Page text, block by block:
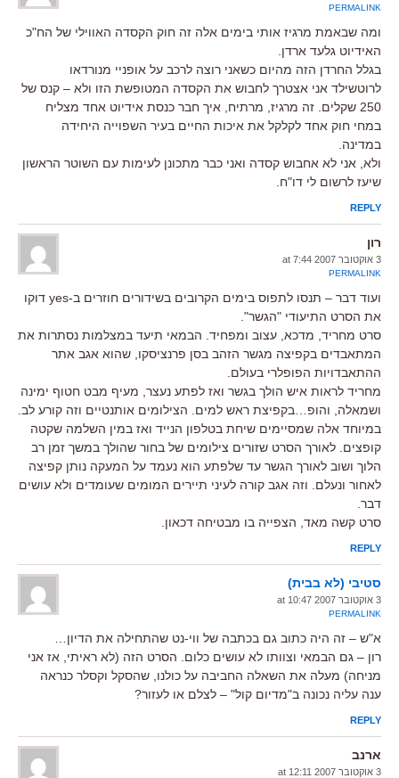
PERMALINK
ומה שבאמת מרגיז אותי בימים אלה זה חוק הקסדה האווילי של הח"כ
האידיוט גלעד ארדן.
בגלל החרדן הזה מהיום כשאני רוצה לרכב על אופניי מנורדאו
לרוטשילד אני אצטרך לחבוש את הקסדה המטופשת הזו ולא – קנס של
250 שקלים. זה מרגיז, מרתיח, איך חבר כנסת אידיוט אחד מצליח
במחי חוק אחד לקלקל את איכות החיים בעיר השפוייה היחידה
במדינה.
ולא, אני לא אחבוש קסדה ואני כבר מתכונן לעימות עם השוטר הראשון
שיעז לרשום לי דו"ח.
REPLY
רון
3 אוקטובר 2007 at 7:44
PERMALINK
ועוד דבר – תנסו לתפוס בימים הקרובים בשידורים חוזרים ב-yes דוקו
את הסרט התיעודי "הגשר".
סרט מחריד, מדכא, עצוב ומפחיד. הבמאי תיעד במצלמות נסתרות את
המתאבדים בקפיצה מגשר הזהב בסן פרנציסקו, שהוא אגב אתר
ההתאבדויות הפופלרי בעולם.
מחריד לראות איש הולך בגשר ואז לפתע נעצר, מעיף מבט חטוף ימינה
ושמאלה, והופ…בקפיצת ראש למים. הצילומים אותנטיים וזה קורע לב.
במיוחד אלה שמסיימים שיחת בטלפון הנייד ואז במין השלמה שקטה
קופצים. לאורך הסרט שזורים צילומים של בחור שהולך במשך זמן רב
הלוך ושוב לאורך הגשר עד שלפתע הוא נעמד על המעקה נותן קפיצה
לאחור ונעלם. וזה אגב קורה לעיני תיירים המומים שעומדים ולא עושים
דבר.
סרט קשה מאד, הצפייה בו מבטיחה דכאון.
REPLY
סטיבי (לא בבית)
3 אוקטובר 2007 at 10:47
PERMALINK
א"ש – זה היה כתוב גם בכתבה של ווי-נט שהתחילה את הדיון…
רון – גם הבמאי וצוותו לא עושים כלום. הסרט הזה (לא ראיתי, אז אני
מניחה) מעלה את השאלה החביבה על כולנו, שהסקל וקסלר כנראה
ענה עליה נכונה ב"מדיום קול" – לצלם או לעזור?
REPLY
ארנב
3 אוקטובר 2007 at 12:11